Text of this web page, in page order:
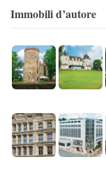
Immobili d’autore